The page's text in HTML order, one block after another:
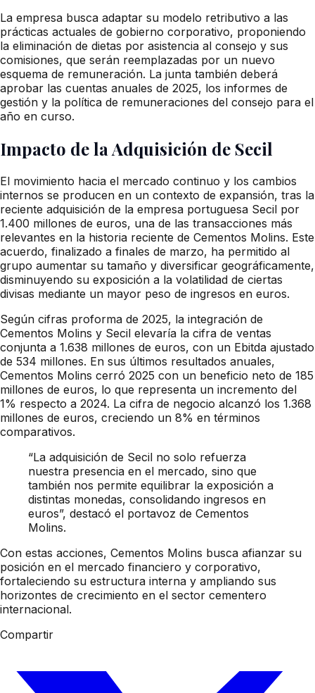
La empresa busca adaptar su modelo retributivo a las
prácticas actuales de gobierno corporativo, proponiendo
la eliminación de dietas por asistencia al consejo y sus
comisiones, que serán reemplazadas por un nuevo
esquema de remuneración. La junta también deberá
aprobar las cuentas anuales de 2025, los informes de
gestión y la política de remuneraciones del consejo para el
año en curso.
Impacto de la Adquisición de Secil
El movimiento hacia el mercado continuo y los cambios
internos se producen en un contexto de expansión, tras la
reciente adquisición de la empresa portuguesa Secil por
1.400 millones de euros, una de las transacciones más
relevantes en la historia reciente de Cementos Molins. Este
acuerdo, finalizado a finales de marzo, ha permitido al
grupo aumentar su tamaño y diversificar geográficamente,
disminuyendo su exposición a la volatilidad de ciertas
divisas mediante un mayor peso de ingresos en euros.
Según cifras proforma de 2025, la integración de
Cementos Molins y Secil elevaría la cifra de ventas
conjunta a 1.638 millones de euros, con un Ebitda ajustado
de 534 millones. En sus últimos resultados anuales,
Cementos Molins cerró 2025 con un beneficio neto de 185
millones de euros, lo que representa un incremento del
1% respecto a 2024. La cifra de negocio alcanzó los 1.368
millones de euros, creciendo un 8% en términos
comparativos.
“La adquisición de Secil no solo refuerza
nuestra presencia en el mercado, sino que
también nos permite equilibrar la exposición a
distintas monedas, consolidando ingresos en
euros”, destacó el portavoz de Cementos
Molins.
Con estas acciones, Cementos Molins busca afianzar su
posición en el mercado financiero y corporativo,
fortaleciendo su estructura interna y ampliando sus
horizontes de crecimiento en el sector cementero
internacional.
Compartir